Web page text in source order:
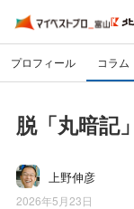
プロフィール コラム
脱「丸暗記」
上野伸彦
2026年5月23日